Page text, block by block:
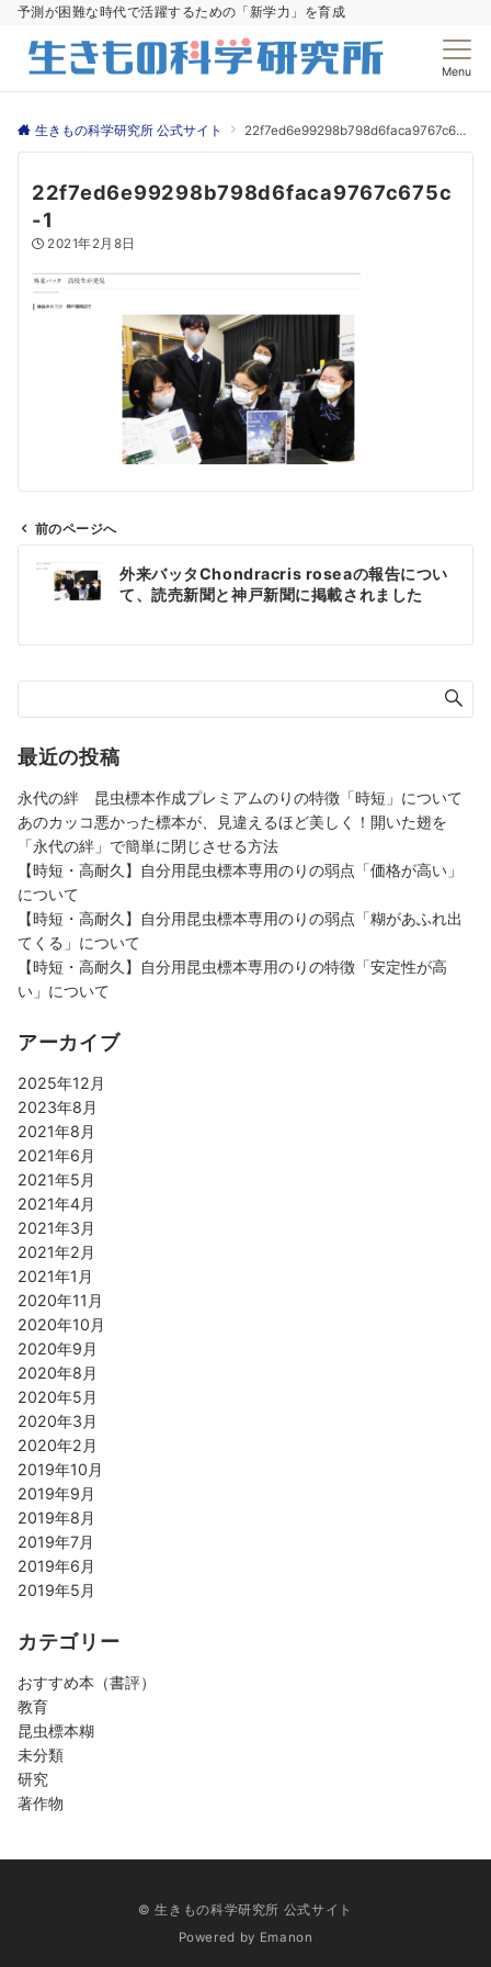
予測が困難な時代で活躍するための「新学力」を育成
Menu
生きもの科学研究所 公式サイト 22f7ed6e99298b798d6faca9767c675c-1
22f7ed6e99298b798d6faca9767c675c
-1
2021年2月8日
シ
ョ
前のページへ
外来バッタChondracris roseaの報告につい
て、読売新聞と神戸新聞に掲載されました
最近の投稿
永代の絆 昆虫標本作成プレミアムのりの特徴「時短」について
あのカッコ悪かった標本が、見違えるほど美しく！開いた翅を
「永代の絆」で簡単に閉じさせる方法
【時短・高耐久】自分用昆虫標本専用のりの弱点「価格が高い」
について
【時短・高耐久】自分用昆虫標本専用のりの弱点「糊があふれ出
てくる」について
【時短・高耐久】自分用昆虫標本専用のりの特徴「安定性が高
い」について
アーカイブ
2025年12月
2023年8月
2021年8月
2021年6月
2021年5月
2021年4月
2021年3月
2021年2月
2021年1月
2020年11月
2020年10月
2020年9月
2020年8月
2020年5月
2020年3月
2020年2月
2019年10月
2019年9月
2019年8月
2019年7月
2019年6月
2019年5月
カテゴリー
おすすめ本（書評）
教育
昆虫標本糊
未分類
研究
著作物
© 生きもの科学研究所 公式サイト
Powered by Emanon